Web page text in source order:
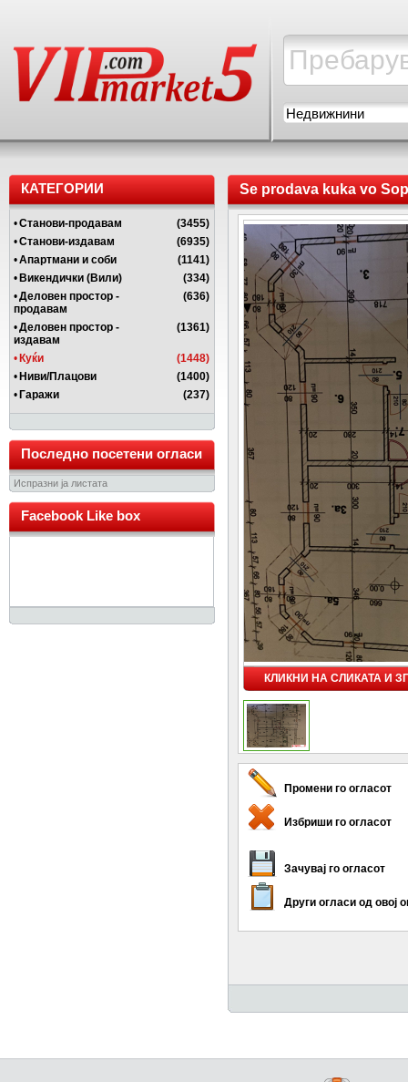
Недвижнини
КАТЕГОРИИ
•Станови-продавам
(3455)
•Станови-издавам
(6935)
•Апартмани и соби
(1141)
• Викендички (Вили)
(334)
•Деловен простор -
продавам
(636)
•Деловен простор -
издавам
(1361)
• Куќи
(1448)
• Ниви/Плацови
(1400)
• Гаражи (237)
Последно посетени огласи
Испразни ја листата
Facebook Like box
Se prodava kuka vo
КЛИКНИ НА СЛИКАТА И
Промени го огласот
Избриши го огласот
Зачувај го огласот
Други огласи од овој